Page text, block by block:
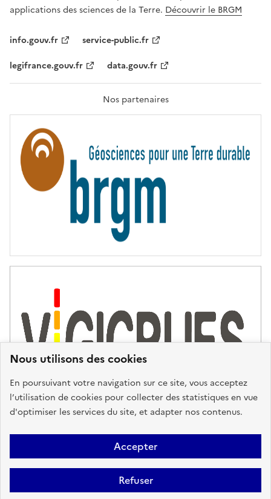
Nous utilisons des cookies
En poursuivant votre navigation sur ce site, vous acceptez
l’utilisation de cookies pour collecter des statistiques en vue
d'optimiser les services du site, et adapter nos contenus.
Accepter
Refuser
A
L
F
A
T
R
T
É
applications des sciences de la Terre. Découvrir le BRGM
info.gouv.fr
service-public.fr
legifrance.gouv.fr
data.gouv.fr
Nos partenaires
Plan du site Accessibilité : partiellement conforme
Mentions
Légales
Données personnelles Gestion des cookies
FAQ